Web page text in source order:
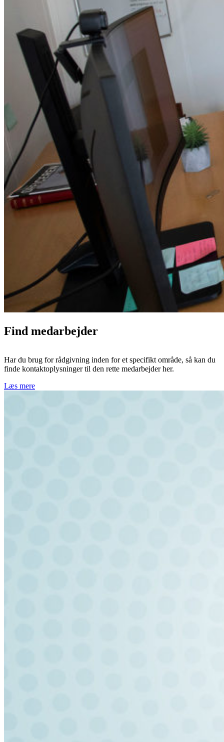
Find medarbejder
Har du brug for rådgivning inden for et specifikt område, så kan du
finde kontaktoplysninger til den rette medarbejder her.
Læs mere